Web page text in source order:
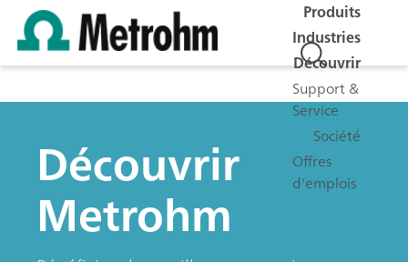
Produits
Industries
Découvrir
Support &
Service
Société
Offres
d'emplois
Découvrir
Metrohm